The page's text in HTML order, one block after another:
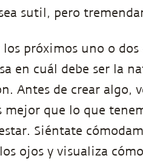
sutil, pero
próximos uno o
en cuál debe ser la
Antes de crear algo,
mejor que lo que
Siéntate
ojos y visualiza